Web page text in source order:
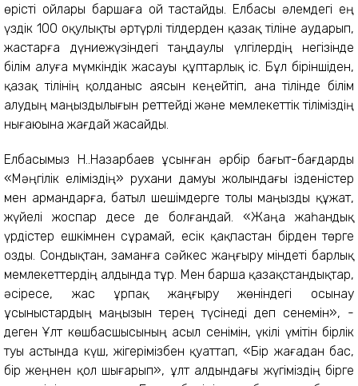
өрісті ойлары баршаға ой тастайды. Елбасы әлемдегі ең
үздік 100 оқулықты әртүрлі тілдерден қазақ тіліне аударып,
жастарға дүниежүзіндегі таңдаулы үлгілердің негізінде
білім алуға мүмкіндік жасауы құптарлық іс. Бұл біріншіден,
қазақ тілінің қолданыс аясын кеңейтіп, ана тілінде білім
алудың маңыздылығын реттейді және мемлекеттік тіліміздің
нығаюына жағдай жасайды.
Елбасымыз Н.Ә.Назарбаев ұсынған әрбір бағыт-бағдарды
«Мәңгілік еліміздің» рухани дамуы жолындағы ізденістер
мен армандарға, батыл шешімдерге толы маңызды құжат,
жүйелі жоспар десе де болғандай. «Жаңа жаһандық
үрдістер ешкімнен сұрамай, есік қақпастан бірден төрге
озды. Сондықтан, заманға сәйкес жаңғыру міндеті барлық
мемлекеттердің алдында тұр. Мен барша қазақстандықтар,
әсіресе, жас ұрпақ жаңғыру жөніндегі осынау
ұсыныстардың маңызын терең түсінеді деп сенемін», -
деген Ұлт көшбасшысының асыл сенімін, үкілі үмітін бірлік
туы астында күш, жігерімізбен қуаттап, «Бір жағадан бас,
бір жеңнен қол шығарып», ұлт алдындағы жүгіміздің бірге